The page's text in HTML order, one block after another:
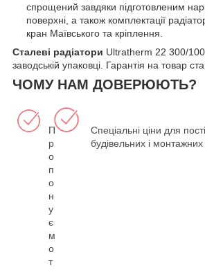
спрощений завдяки підготовленим
поверхні, а також комплектації
кран Маївського та кріплення.
Сталеві радіатори Ultratherm 22 300/
заводській упаковці. Гарантія на товар
ЧОМУ НАМ ДОВЕРЮЮТЬ?
П
р
о
п
о
н
у
є
м
о
т
Спеціальні ціни для
будівельних і монтажних